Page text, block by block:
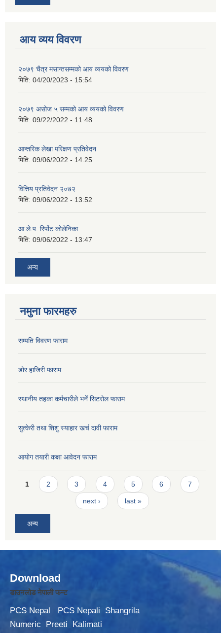
आय व्यय विवरण
२०७९ चैत्र मसान्तसम्मको आय व्ययको विवरण
मिति: 04/20/2023 - 15:54
२०७९ असोज ५ सम्मको आय व्ययको विवरण
मिति: 09/22/2022 - 11:48
आन्तरिक लेखा परिक्षण प्रतिवेदन
मिति: 09/06/2022 - 14:25
वित्तिय प्रतिवेदन २०७२
मिति: 09/06/2022 - 13:52
आ.ले.प. रिर्पोट कोलेनिका
मिति: 09/06/2022 - 13:47
अन्य
नमुना फारमहरु
सम्पति विवरण फाराम
डोर हाजिरी फाराम
स्थानीय तहका कर्मचारीले भर्ने सिटरोल फाराम
सुत्केरी तथा शिशु स्याहार खर्च दावी फाराम
आयोग तयारी कक्षा आवेदन फाराम
Pages
1 2 3 4 5 6 7
next › last »
अन्य
Download
डाउनलोड नेपाली फन्ट
PCS Nepal PCS Nepali
Shangrila
Numeric
Preeti Kalimati